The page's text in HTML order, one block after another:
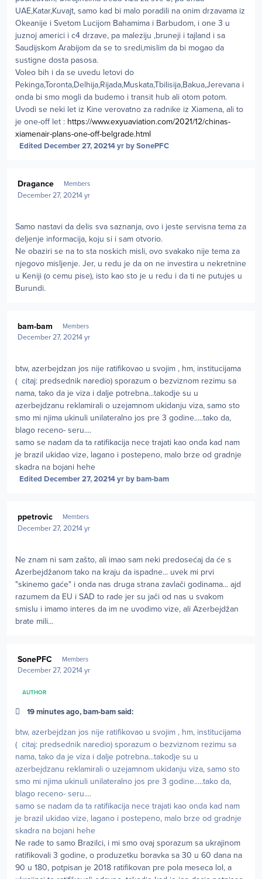
UAE,Katar,Kuvajt, samo kad bi malo poradili na onim drzavama iz
Okeanije i Svetom Lucijom Bahamima i Barbudom, i one 3 u
juznoj americi i c4 drzave, pa maleziju ,bruneji i tajland i sa
Saudijskom Arabijom da se to sredi,mislim da bi mogao da
sustigne dosta pasosa.
Voleo bih i da se uvedu letovi do
Pekinga,Toronta,Delhija,Rijada,Muskata,Tbilisija,Bakua,Jerevana i
onda bi smo mogli da budemo i transit hub ali otom potom.
Uvodi se neki let iz Kine verovatno za radnike iz Xiamena, ali to
je one-off let : https://www.exyuaviation.com/2021/12/chinas-
xiamenair-plans-one-off-belgrade.html
Edited December 27, 20214 yrby SonePFC
Dragance Members
December 27, 20214 yr
Samo nastavi da delis sva saznanja, ovo i jeste servisna tema za
deljenje informacija, koju si i sam otvorio.
Ne obaziri se na to sta noskich misli, ovo svakako nije tema za
njegovo misljenje. Jer, u redu je da on ne investira u nekretnine
u Keniji (o cemu pise), isto kao sto je u redu i da ti ne putujes u
Burundi.
bam-bam Members
December 27, 20214 yr
btw, azerbejdzan jos nije ratifikovao u svojim , hm, institucijama
( citaj: predsednik naredio) sporazum o bezviznom rezimu sa
nama, tako da je viza i dalje potrebna...takodje su u
azerbejdzanu reklamirali o uzejamnom ukidanju viza, samo sto
smo mi njima ukinuli unilateralno jos pre 3 godine.....tako da,
blago receno- seru....
samo se nadam da ta ratifikacija nece trajati kao onda kad nam
je brazil ukidao vize, lagano i postepeno, malo brze od gradnje
skadra na bojani hehe
Edited December 27, 20214 yrby bam-bam
ppetrovic Members
December 27, 20214 yr
Ne znam ni sam zašto, ali imao sam neki predosećaj da će s
Azerbejdžanom tako na kraju da ispadne... uvek mi prvi
"skinemo gaće" i onda nas druga strana zavlači godinama... ajd
razumem da EU i SAD to rade jer su jači od nas u svakom
smislu i imamo interes da im ne uvodimo vize, ali Azerbejdžan
brate mili...
SonePFC Members
December 27, 20214 yr
AUTHOR
19 minutes ago, bam-bam said:
btw, azerbejdzan jos nije ratifikovao u svojim , hm, institucijama
( citaj: predsednik naredio) sporazum o bezviznom rezimu sa
nama, tako da je viza i dalje potrebna...takodje su u
azerbejdzanu reklamirali o uzejamnom ukidanju viza, samo sto
smo mi njima ukinuli unilateralno jos pre 3 godine.....tako da,
blago receno- seru....
samo se nadam da ta ratifikacija nece trajati kao onda kad nam
je brazil ukidao vize, lagano i postepeno, malo brze od gradnje
skadra na bojani hehe
Ne rade to samo Brazilci, i mi smo ovaj sporazum sa ukrajinom
ratifikovali 3 godine, o produzetku boravka sa 30 u 60 dana na
90 u 180, potpisan je 2018 ratifikovan pre pola meseca lol, a